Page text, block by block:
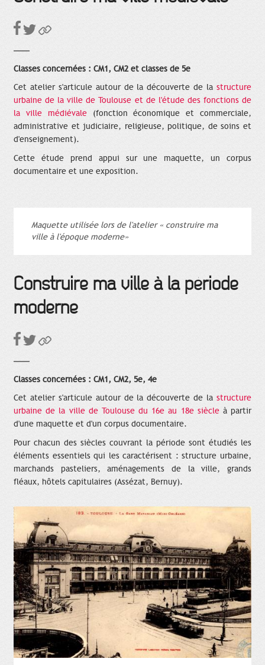
Classes concernées : CM1, CM2 et classes de 5e
Cet atelier s'articule autour de la découverte de la structure
urbaine de la ville de Toulouse et de l'étude des fonctions de
la ville médiévale(fonction économique et commerciale,
administrative et judiciaire, religieuse, politique, de soins et
d'enseignement).
Cette étude prend appui sur une maquette, un corpus
documentaire et une exposition.
Maquette utilisée lors de l'atelier « construire ma
ville à l'époque moderne»
Construire ma ville à la période
moderne
Classes concernées : CM1, CM2, 5e, 4e
Cet atelier s'articule autour de la découverte de la structure
urbaine de la ville de Toulouse du 16e au 18e siècleà partir
d'une maquette et d'un corpus documentaire.
Pour chacun des siècles couvrant la période sont étudiés les
éléments essentiels qui les caractérisent : structure urbaine,
marchands pasteliers, aménagements de la ville, grands
fléaux, hôtels capitulaires (Assézat, Bernuy).